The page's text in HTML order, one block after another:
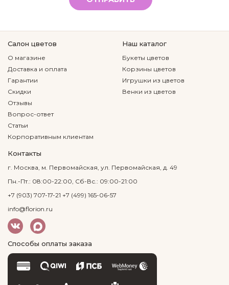
Салон цветов
О магазине
Доставка и оплата
Гарантии
Скидки
Отзывы
Вопрос-ответ
Статьи
Корпоративным клиентам
Наш каталог
Букеты цветов
Корзины цветов
Игрушки из цветов
Венки из цветов
Контакты
г. Москва, м. Первомайская, ул. Первомайская, д. 49
Пн.-Пт.: 08:00-22:00, Сб-Вс.: 09:00-21:00
+7 (903) 707-17-21 +7 (499) 165-06-57
info@florion.ru
Способы оплаты заказа